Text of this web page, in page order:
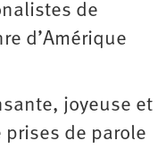
de
d’Amérique
joyeuse et
de parole